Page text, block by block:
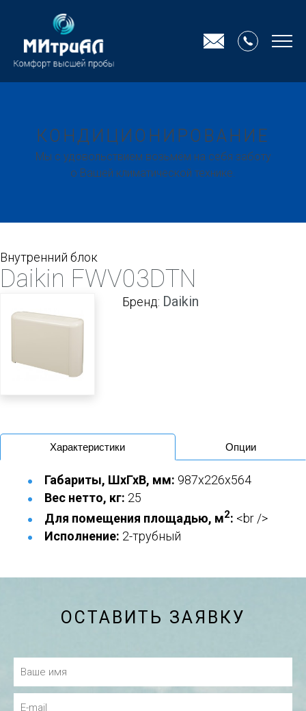
КОНДИЦИОНИРОВАНИЕ
Мы с удовольствием возьмём на себя заботу
о Вашей климатической технике.
Внутренний блок
Daikin FWV03DTN
Бренд: Daikin
Характеристики Опции
Габариты, ШхГхВ, мм: 987x226x564
Вес нетто, кг: 25
Для помещения площадью, м2: <br />
Исполнение: 2-трубный
ОСТАВИТЬ ЗАЯВКУ